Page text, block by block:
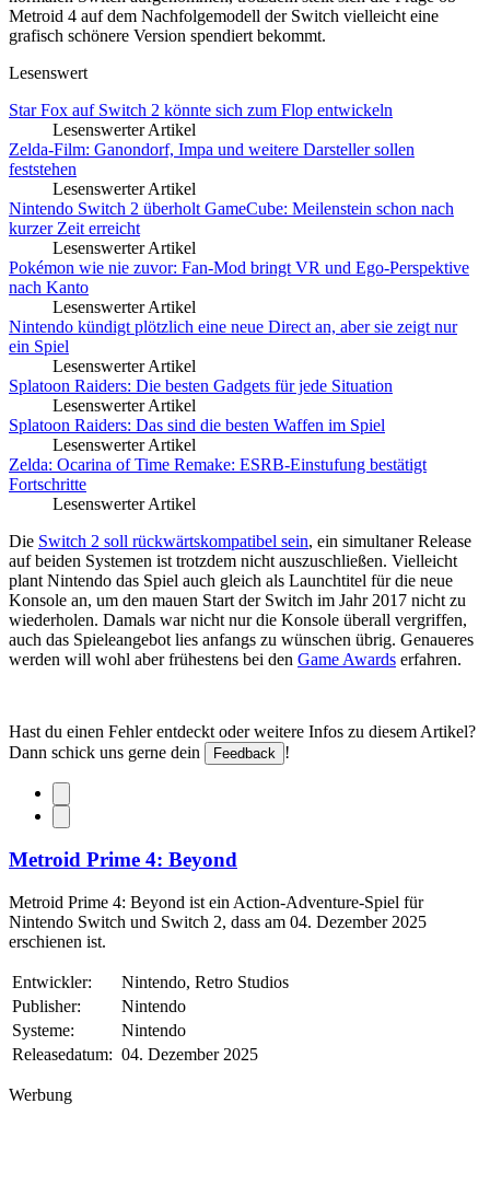
Metroid 4 auf dem Nachfolgemodell der Switch vielleicht eine
grafisch schönere Version spendiert bekommt.
Lesenswert
Star Fox auf Switch 2 könnte sich zum Flop entwickeln
Lesenswerter Artikel
Zelda-Film: Ganondorf, Impa und weitere Darsteller sollen
feststehen
Lesenswerter Artikel
Nintendo Switch 2 überholt GameCube: Meilenstein schon nach
kurzer Zeit erreicht
Lesenswerter Artikel
Pokémon wie nie zuvor: Fan-Mod bringt VR und Ego-Perspektive
nach Kanto
Lesenswerter Artikel
Nintendo kündigt plötzlich eine neue Direct an, aber sie zeigt nur
ein Spiel
Lesenswerter Artikel
Splatoon Raiders: Die besten Gadgets für jede Situation
Lesenswerter Artikel
Splatoon Raiders: Das sind die besten Waffen im Spiel
Lesenswerter Artikel
Zelda: Ocarina of Time Remake: ESRB-Einstufung bestätigt
Fortschritte
Lesenswerter Artikel
Die Switch 2 soll rückwärtskompatibel sein, ein simultaner Release
auf beiden Systemen ist trotzdem nicht auszuschließen. Vielleicht
plant Nintendo das Spiel auch gleich als Launchtitel für die neue
Konsole an, um den mauen Start der Switch im Jahr 2017 nicht zu
wiederholen. Damals war nicht nur die Konsole überall vergriffen,
auch das Spieleangebot lies anfangs zu wünschen übrig. Genaueres
werden will wohl aber frühestens bei den Game Awards erfahren.
Hast du einen Fehler entdeckt oder weitere Infos zu diesem Artikel?
Dann schick uns gerne dein
Feedback !
Metroid Prime 4: Beyond
Metroid Prime 4: Beyond ist ein Action-Adventure-Spiel für
Nintendo Switch und Switch 2, dass am 04. Dezember 2025
erschienen ist.
Entwickler:
Nintendo, Retro Studios
Publisher:
Nintendo
Systeme:
Nintendo
Releasedatum: 04. Dezember 2025
Werbung